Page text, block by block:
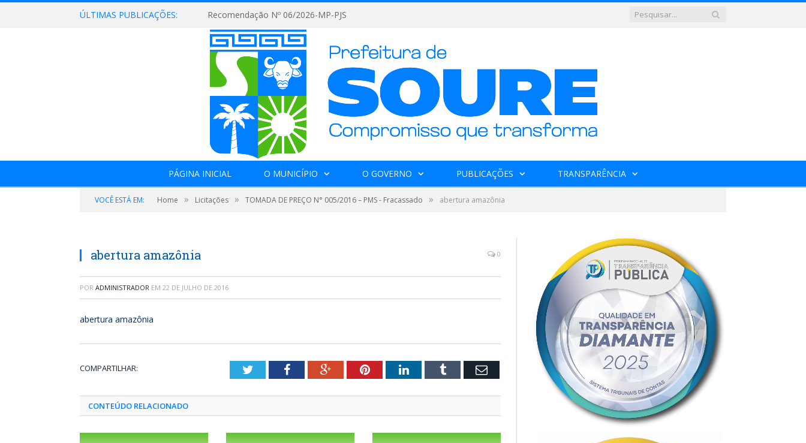
ÚLTIMAS PUBLICAÇÕES: Recomendação Nº 06/2026-MP-PJS
PÁGINA INICIAL O MUNICÍPIO O GOVERNO PUBLICAÇÕES TRANSPARÊNCIA
VOCÊ ESTÁ EM: Home » Licitações » TOMADA DE PREÇO N° 005/2016 – PMS - Fracassado » abertura amazônia
abertura amazônia 0
POR ADMINISTRADOR EM 22 DE JULHO DE 2016
abertura amazônia
COMPARTILHAR: TwitterFacebookGoogle+PinterestLinkedInTumblr Email
CONTEÚDO RELACIONADO